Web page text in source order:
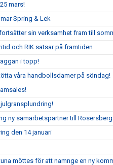
mars!
Spring & Lek
sin verksamhet fram till
och RIK satsar på framtiden
i topp!
våra handbollsdamer på söndag!
ny samarbetspartner till
den 14 januari
möttes för att namnge en ny